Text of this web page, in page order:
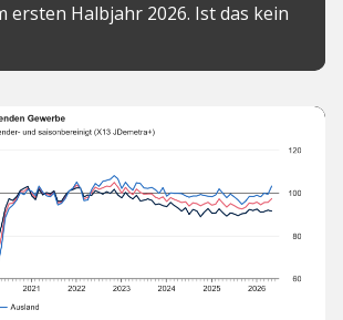
ersten Halbjahr 2026. Ist das kein